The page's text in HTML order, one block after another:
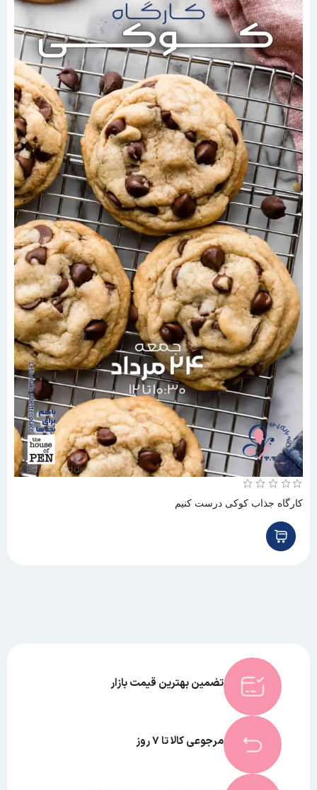
کارگاه جذاب کوکی درست کنیم
تضمین بهترین قیمت بازار
مرجوعی کالا تا 7 روز